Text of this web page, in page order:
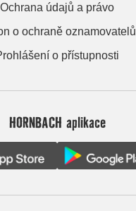
Ochrana údajů a právo
o ochraně oznamovatelů
o přístupnosti
HORNBACH aplikace